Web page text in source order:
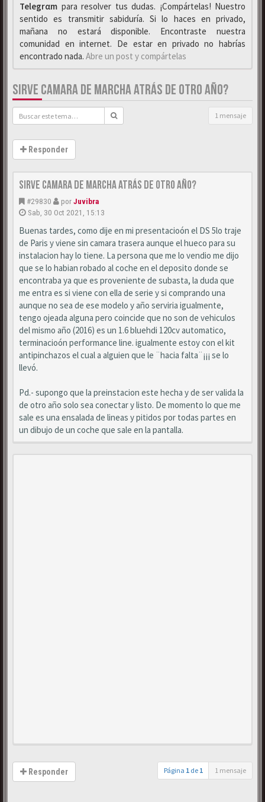
Telegrαm para resolver tus dudas. ¡Compártelas! Nuestro
sentido es transmitir sabiduría. Si lo haces en privado,
mañana no estará disponible. Encontraste nuestra
comunidad en internet. De estar en privado no habrías
encontrado nada. Abre un post y compártelas
SIRVE CAMARA DE MARCHA ATRÁS DE OTRO AÑO?
1 mensaje
Responder
Sirve camara de marcha atrás de otro año?
#29830 porJuvibra
Sab, 30 Oct 2021, 15:13
Buenas tardes, como dije en mi presentacioón el DS 5lo traje
de Paris y viene sin camara trasera aunque el hueco para su
instalacion hay lo tiene. La persona que me lo vendio me dijo
que se lo habian robado al coche en el deposito donde se
encontraba ya que es proveniente de subasta, la duda que
me entra es si viene con ella de serie y si comprando una
aunque no sea de ese modelo y año serviria igualmente,
tengo ojeada alguna pero coincide que no son de vehiculos
del mismo año (2016) es un 1.6 bluehdi 120cv automatico,
terminacioón performance line. igualmente estoy con el kit
antipinchazos el cual a alguien que le ¨hacia falta¨¡¡¡ se lo
llevó.
Pd.- supongo que la preinstacion este hecha y de ser valida la
de otro año solo sea conectar y listo. De momento lo que me
sale es una ensalada de lineas y pitidos por todas partes en
un dibujo de un coche que sale en la pantalla.
Responder Página 1 de 1 1 mensaje